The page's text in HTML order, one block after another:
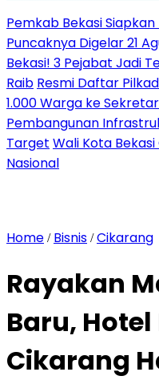
Pemkab Bekasi Siapkan
Puncaknya Digelar 21
Bekasi! 3 Pejabat Jadi
Raib Resmi Daftar
1.000 Warga ke
Pembangunan
Target Wali Kota
Nasional
Home / Bisnis /Cikarang
Rayakan
Baru,
Cikarang